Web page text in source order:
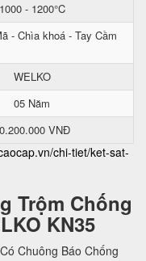
1000 - 1200°C
- Chìa khoá - Tay Cầm
WELKO
05 Năm
VNĐ
chi-tiet/ket-sat-
Trộm Chống
KN35
Chuông Báo Chống